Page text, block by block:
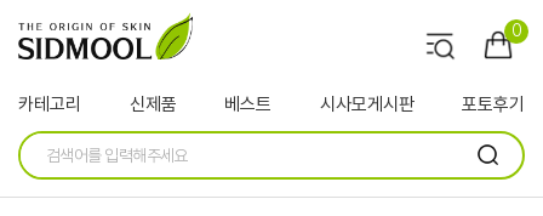
0
카테고리 신제품 베스트 시사모게시판 포토후기